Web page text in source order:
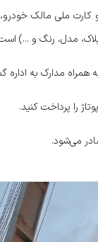
ملی مالک
مدل، رنگ و ...)
همراه مدارک به اداره
را پرداخت کنید.
می‌شود.